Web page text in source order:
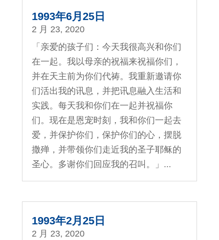
1993年6月25日
2 月 23, 2020
「亲爱的孩子们：今天我很高兴和你们
在一起。我以母亲的祝福来祝福你们，
并在天主前为你们代祷。我重新邀请你
们活出我的讯息，并把讯息融入生活和
实践。每天我和你们在一起并祝福你
们。现在是恩宠时刻，我和你们一起去
爱，并保护你们，保护你们的心，摆脱
撒殚，并带领你们走近我的圣子耶稣的
圣心。多谢你们回应我的召叫。」...
1993年2月25日
2 月 23, 2020